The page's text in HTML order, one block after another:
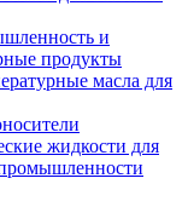
и
продукты
масла для
жидкости для